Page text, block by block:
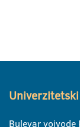
Bulevar vojvode